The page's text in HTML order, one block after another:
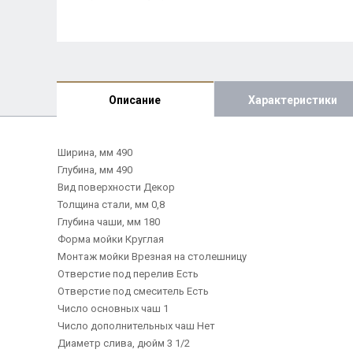
Описание Характеристики
Ширина, мм 490
Глубина, мм 490
Вид поверхности Декор
Толщина стали, мм 0,8
Глубина чаши, мм 180
Форма мойки Круглая
Монтаж мойки Врезная на столешницу
Отверстие под перелив Есть
Отверстие под смеситель Есть
Число основных чаш 1
Число дополнительных чаш Нет
Диаметр слива, дюйм 3 1/2